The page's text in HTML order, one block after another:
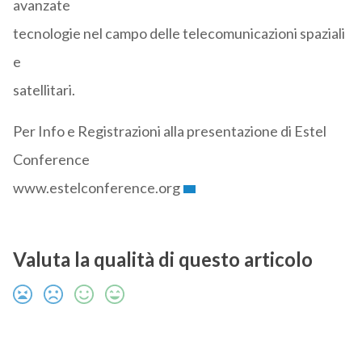
avanzate
tecnologie nel campo delle telecomunicazioni spaziali
e
satellitari.
Per Info e Registrazioni alla presentazione di Estel
Conference
www.estelconference.org
Valuta la qualità di questo articolo